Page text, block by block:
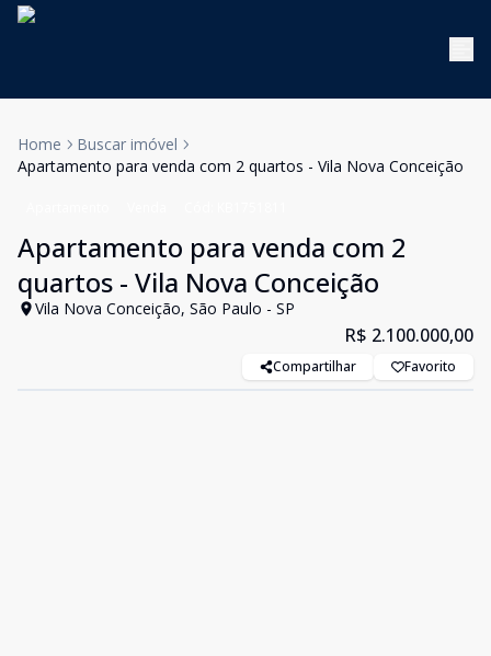
Home
Buscar imóvel
Apartamento para venda com 2 quartos - Vila Nova Conceição
Apartamento para venda com 2
quartos - Vila Nova Conceição
Vila Nova Conceição, São Paulo - SP
R$ 2.100.000,00
Compartilhar Favorito